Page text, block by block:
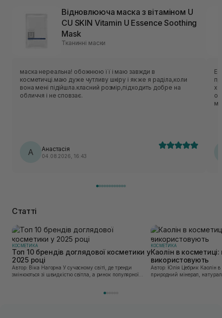
Відновлююча маска з вітаміном U
CU SKIN Vitamin U Essence Soothing
Mask
Тканинні маски
маска нереальна! обожнюю її і маю завжди в
косметичці.маю дуже чутливу шкіру і як же я раділа,коли
вона мені підійшла.класний розмір,підходить добре на
обличчя і не сповзає.
А Анастасія
04.08.2026, 16:43
Статті
КОСМЕТИКА
Топ 10 брендів доглядової косметики у
2025 році
Автор: Віка Нагорна У сучасному світі, де тренди
змінюються зі швидкістю світла, а ринок популярної
КОСМЕТИКА
Каолін в
використовують
Автор: Юлія Цебрик Каолін в косметології – це
природний мінерал,